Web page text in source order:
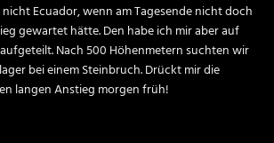
Ecuador, wenn am Tagesende nicht doch
gewartet hätte. Den habe ich mir aber auf
Nach 500 Höhenmetern suchten wir
bei einem Steinbruch. Drückt mir die
langen Anstieg morgen früh!